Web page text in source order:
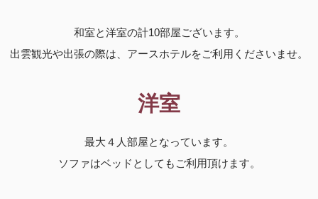
和室と洋室の計10部屋ございます。
出雲観光や出張の際は、アースホテルをご利用くださいませ。
洋室
最大４人部屋となっています。
ソファはベッドとしてもご利用頂けます。